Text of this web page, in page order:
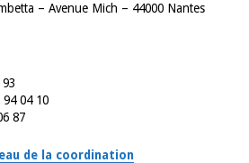
– Avenue Mich – 44000 Nantes
04 10
87
de la coordination